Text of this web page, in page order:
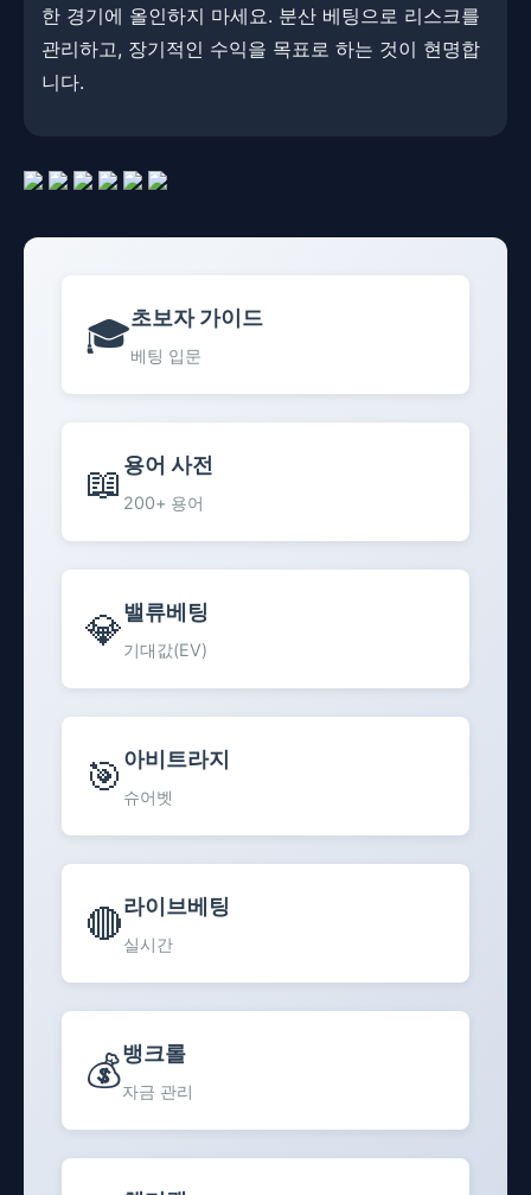
한 경기에 올인하지 마세요. 분산 베팅으로 리스크를
관리하고, 장기적인 수익을 목표로 하는 것이 현명합
니다.
🎓초보자 가이드
베팅 입문
📖 용어 사전
200+ 용어
💎밸류베팅
기대값(EV)
🎯 아비트라지
슈어벳
🔴라이브베팅
실시간
💰뱅크롤
자금 관리